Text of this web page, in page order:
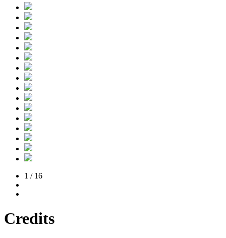
1 / 16
Credits